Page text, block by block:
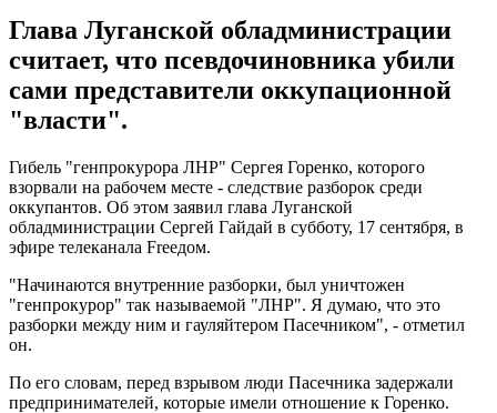
Глава Луганской обладминистрации
считает, что псевдочиновника убили
сами представители оккупационной
"власти".
Гибель "генпрокурора ЛНР" Сергея Горенко, которого
взорвали на рабочем месте - следствие разборок среди
оккупантов. Об этом заявил глава Луганской
обладминистрации Сергей Гайдай в субботу, 17 сентября, в
эфире телеканала Freeдом.
"Начинаются внутренние разборки, был уничтожен
"генпрокурор" так называемой "ЛНР". Я думаю, что это
разборки между ним и гауляйтером Пасечником", - отметил
он.
По его словам, перед взрывом люди Пасечника задержали
предпринимателей, которые имели отношение к Горенко.